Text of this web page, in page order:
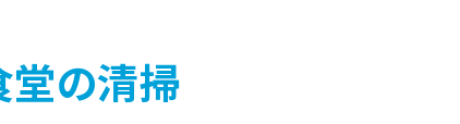
堂の清掃